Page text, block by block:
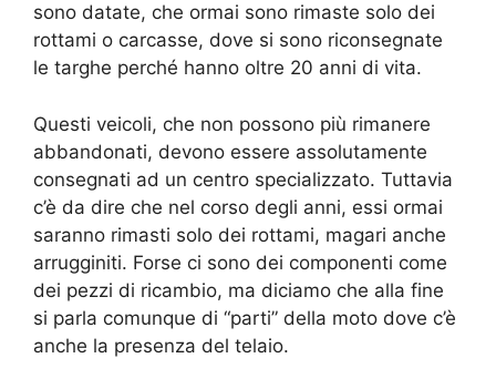
sono datate, che ormai sono rimaste solo dei
rottami o carcasse, dove si sono riconsegnate
le targhe perché hanno oltre 20 anni di vita.
Questi veicoli, che non possono più rimanere
abbandonati, devono essere assolutamente
consegnati ad un centro specializzato. Tuttavia
c’è da dire che nel corso degli anni, essi ormai
saranno rimasti solo dei rottami, magari anche
arrugginiti. Forse ci sono dei componenti come
dei pezzi di ricambio, ma diciamo che alla fine
si parla comunque di “parti” della moto dove c’è
anche la presenza del telaio.